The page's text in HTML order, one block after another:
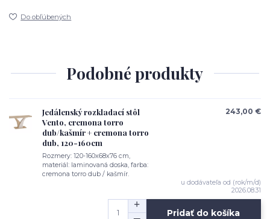
Do obľúbených
Podobné produkty
Jedálenský rozkladací stôl
Vento, cremona torro
dub/kašmír + cremona torro
dub, 120-160cm
Rozmery: 120-160x68x76 cm,
materiál: laminovaná doska, farba:
cremona torro dub / kašmír.
243,00 €
u dodávateľa od (rok/m/d)
2026.08.31
Pridať do košíka